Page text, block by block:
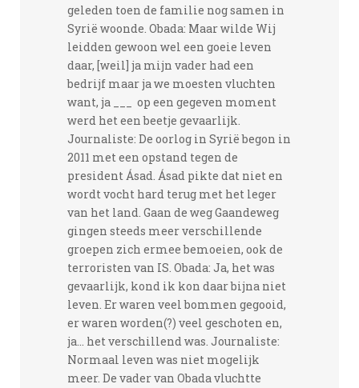
geleden toen de familie nog samen in
Syrië woonde. Obada: Maar wilde Wij
leidden gewoon wel een goeie leven
daar, [weil] ja mijn vader had een
bedrijf maar ja we moesten vluchten
want, ja ___ op een gegeven moment
werd het een beetje gevaarlijk.
Journaliste: De oorlog in Syrië begon in
2011 met een opstand tegen de
president Ásad. Ásad pikte dat niet en
wordt vocht hard terug met het leger
van het land. Gaan de weg Gaandeweg
gingen steeds meer verschillende
groepen zich ermee bemoeien, ook de
terroristen van IS. Obada: Ja, het was
gevaarlijk, kond ik kon daar bijna niet
leven. Er waren veel bommen gegooid,
er waren worden(?) veel geschoten en,
ja... het verschillend was. Journaliste:
Normaal leven was niet mogelijk
meer. De vader van Obada vluchtte